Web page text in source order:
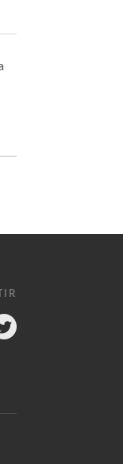
Twitter